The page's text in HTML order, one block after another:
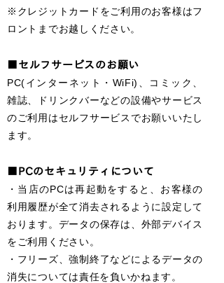
※クレジットカードをご利用のお客様はフ
ロントまでお越しください。
■セルフサービスのお願い
PC(インターネット・WiFi)、コミック、
雑誌、ドリンクバーなどの設備やサービス
のご利用はセルフサービスでお願いいたし
ます。
■PCのセキュリティについて
・当店のPCは再起動をすると、お客様の
利用履歴が全て消去されるように設定して
おります。データの保存は、外部デバイス
をご利用ください。
・ フリーズ、強制終了などによるデータの
消失については責任を負いかねます。